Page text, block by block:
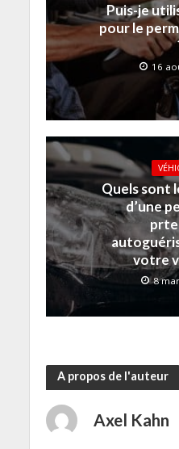
Puis-je
pour le
16
Quels sont
d’une
votre
8
A propos de l'auteur
Axel Kahn